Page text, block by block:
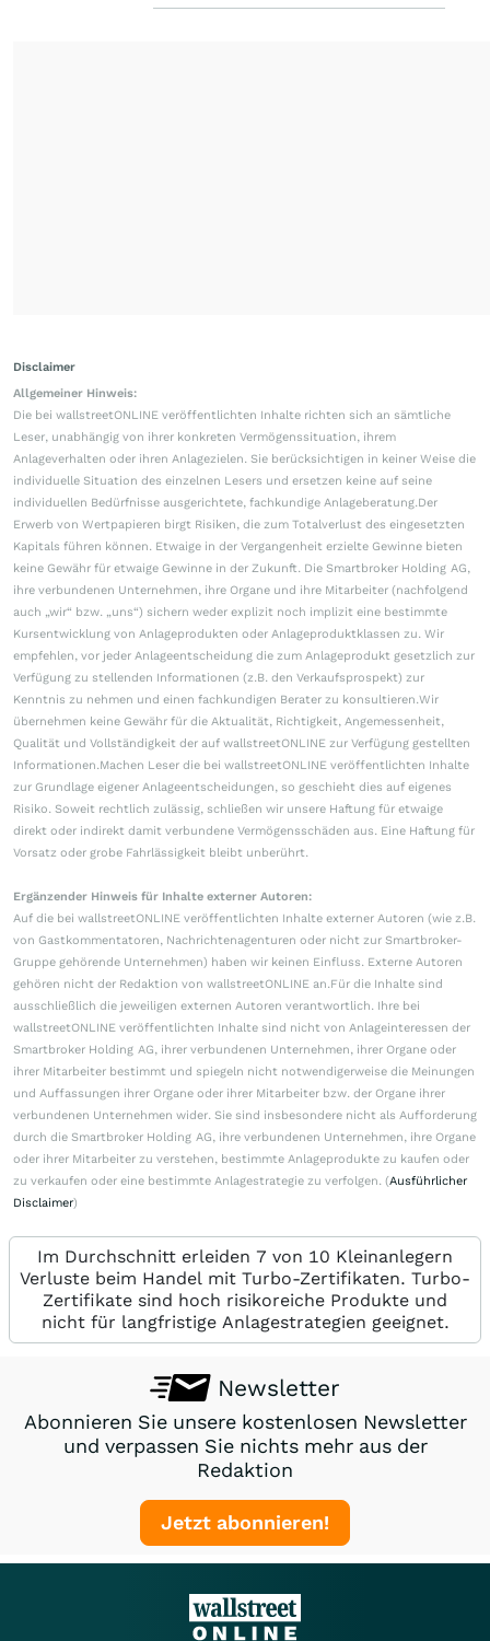
Disclaimer
Allgemeiner Hinweis:
Die bei wallstreetONLINE veröffentlichten Inhalte richten sich an sämtliche
Leser, unabhängig von ihrer konkreten Vermögenssituation, ihrem
Anlageverhalten oder ihren Anlagezielen. Sie berücksichtigen in keiner Weise die
individuelle Situation des einzelnen Lesers und ersetzen keine auf seine
individuellen Bedürfnisse ausgerichtete, fachkundige Anlageberatung.Der
Erwerb von Wertpapieren birgt Risiken, die zum Totalverlust des eingesetzten
Kapitals führen können. Etwaige in der Vergangenheit erzielte Gewinne bieten
keine Gewähr für etwaige Gewinne in der Zukunft. Die Smartbroker Holding AG,
ihre verbundenen Unternehmen, ihre Organe und ihre Mitarbeiter (nachfolgend
auch „wir“ bzw. „uns“) sichern weder explizit noch implizit eine bestimmte
Kursentwicklung von Anlageprodukten oder Anlageproduktklassen zu. Wir
empfehlen, vor jeder Anlageentscheidung die zum Anlageprodukt gesetzlich zur
Verfügung zu stellenden Informationen (z.B. den Verkaufsprospekt) zur
Kenntnis zu nehmen und einen fachkundigen Berater zu konsultieren.Wir
übernehmen keine Gewähr für die Aktualität, Richtigkeit, Angemessenheit,
Qualität und Vollständigkeit der auf wallstreetONLINE zur Verfügung gestellten
Informationen.Machen Leser die bei wallstreetONLINE veröffentlichten Inhalte
zur Grundlage eigener Anlageentscheidungen, so geschieht dies auf eigenes
Risiko. Soweit rechtlich zulässig, schließen wir unsere Haftung für etwaige
direkt oder indirekt damit verbundene Vermögensschäden aus. Eine Haftung für
Vorsatz oder grobe Fahrlässigkeit bleibt unberührt.
Ergänzender Hinweis für Inhalte externer Autoren:
Auf die bei wallstreetONLINE veröffentlichten Inhalte externer Autoren (wie z.B.
von Gastkommentatoren, Nachrichtenagenturen oder nicht zur Smartbroker-
Gruppe gehörende Unternehmen) haben wir keinen Einfluss. Externe Autoren
gehören nicht der Redaktion von wallstreetONLINE an.Für die Inhalte sind
ausschließlich die jeweiligen externen Autoren verantwortlich. Ihre bei
wallstreetONLINE veröffentlichten Inhalte sind nicht von Anlageinteressen der
Smartbroker Holding AG, ihrer verbundenen Unternehmen, ihrer Organe oder
ihrer Mitarbeiter bestimmt und spiegeln nicht notwendigerweise die Meinungen
und Auffassungen ihrer Organe oder ihrer Mitarbeiter bzw. der Organe ihrer
verbundenen Unternehmen wider. Sie sind insbesondere nicht als Aufforderung
durch die Smartbroker Holding AG, ihre verbundenen Unternehmen, ihre Organe
oder ihrer Mitarbeiter zu verstehen, bestimmte Anlageprodukte zu kaufen oder
zu verkaufen oder eine bestimmte Anlagestrategie zu verfolgen. (Ausführlicher
Disclaimer)
Im Durchschnitt erleiden 7 von 10 Kleinanlegern
Verluste beim Handel mit Turbo-Zertifikaten. Turbo-
Zertifikate sind hoch risikoreiche Produkte und
nicht für langfristige Anlagestrategien geeignet.
Newsletter
Abonnieren Sie unsere kostenlosen Newsletter
und verpassen Sie nichts mehr aus der
Redaktion
Jetzt abonnieren!